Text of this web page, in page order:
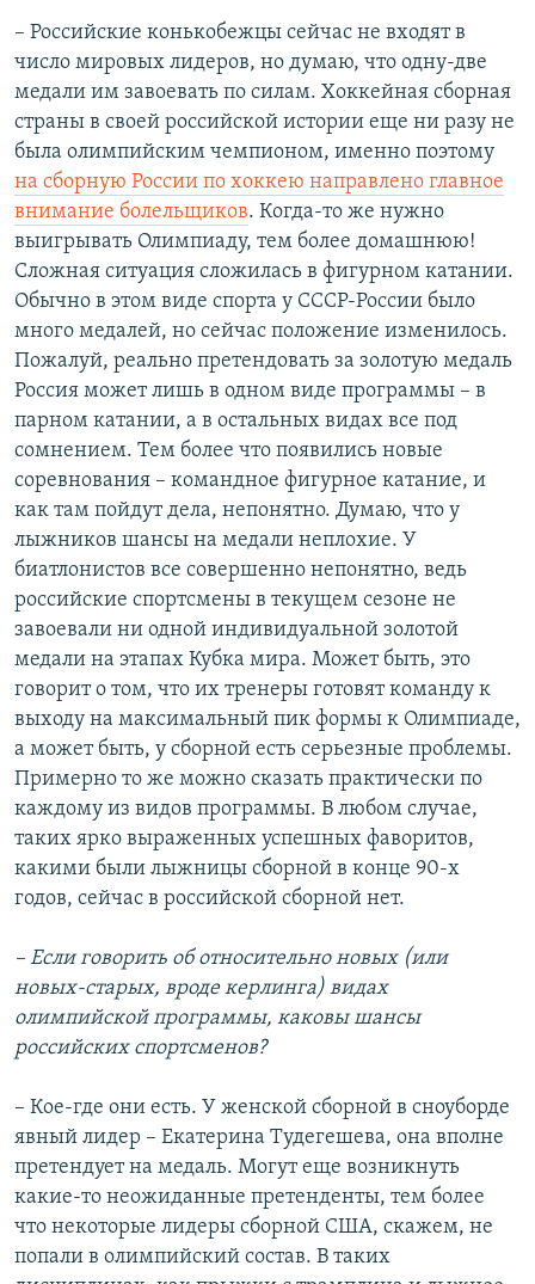
– Российские конькобежцы сейчас не входят в
число мировых лидеров, но думаю, что одну-две
медали им завоевать по силам. Хоккейная сборная
страны в своей российской истории еще ни разу не
была олимпийским чемпионом, именно поэтому
на сборную России по хоккею направлено главное
внимание болельщиков. Когда-то же нужно
выигрывать Олимпиаду, тем более домашнюю!
Сложная ситуация сложилась в фигурном катании.
Обычно в этом виде спорта у СССР-России было
много медалей, но сейчас положение изменилось.
Пожалуй, реально претендовать за золотую медаль
Россия может лишь в одном виде программы – в
парном катании, а в остальных видах все под
сомнением. Тем более что появились новые
соревнования – командное фигурное катание, и
как там пойдут дела, непонятно. Думаю, что у
лыжников шансы на медали неплохие. У
биатлонистов все совершенно непонятно, ведь
российские спортсмены в текущем сезоне не
завоевали ни одной индивидуальной золотой
медали на этапах Кубка мира. Может быть, это
говорит о том, что их тренеры готовят команду к
выходу на максимальный пик формы к Олимпиаде,
а может быть, у сборной есть серьезные проблемы.
Примерно то же можно сказать практически по
каждому из видов программы. В любом случае,
таких ярко выраженных успешных фаворитов,
какими были лыжницы сборной в конце 90-х
годов, сейчас в российской сборной нет.
– Если говорить об относительно новых (или
новых-старых, вроде керлинга) видах
олимпийской программы, каковы шансы
российских спортсменов?
– Кое-где они есть. У женской сборной в сноуборде
явный лидер – Екатерина Тудегешева, она вполне
претендует на медаль. Могут еще возникнуть
какие-то неожиданные претенденты, тем более
что некоторые лидеры сборной США, скажем, не
попали в олимпийский состав. В таких